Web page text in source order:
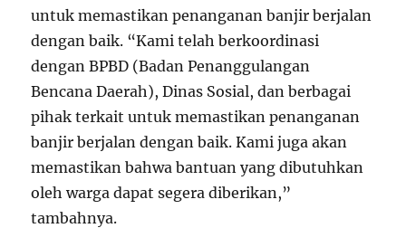
untuk memastikan penanganan banjir berjalan
dengan baik. “Kami telah berkoordinasi
dengan BPBD (Badan Penanggulangan
Bencana Daerah), Dinas Sosial, dan berbagai
pihak terkait untuk memastikan penanganan
banjir berjalan dengan baik. Kami juga akan
memastikan bahwa bantuan yang dibutuhkan
oleh warga dapat segera diberikan,”
tambahnya.